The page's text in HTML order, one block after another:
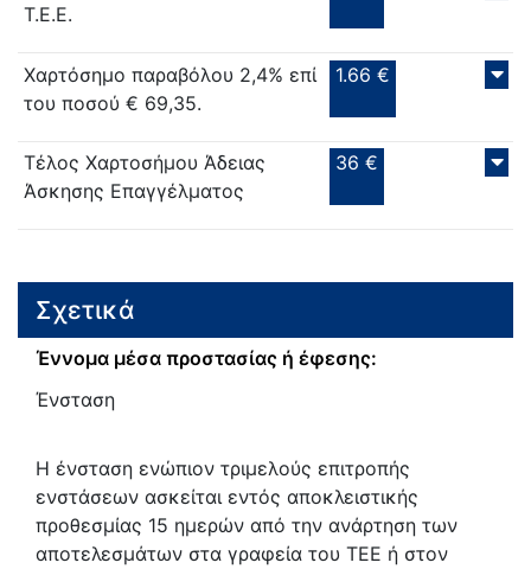
Τ.Ε.Ε.
Χαρτόσημο παραβόλου 2,4% επί
του ποσού € 69,35.
1.66 €
Τέλος Χαρτοσήμου Άδειας
Άσκησης Επαγγέλματος
36 €
Σχετικά
Έννομα μέσα προστασίας ή έφεσης:
Ένσταση
Η ένσταση ενώπιον τριμελούς επιτροπής
ενστάσεων ασκείται εντός αποκλειστικής
προθεσμίας 15 ημερών από την ανάρτηση των
αποτελεσμάτων στα γραφεία του TEE ή στον